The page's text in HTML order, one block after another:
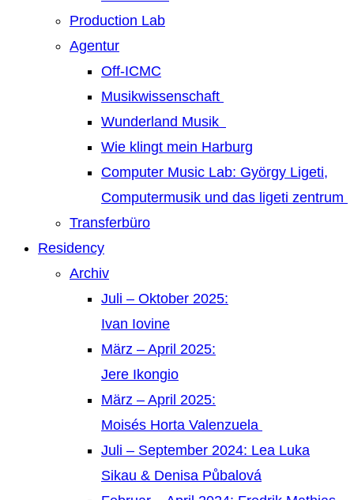
Production Lab
Agentur
Off-ICMC
Musikwissenschaft
Wunderland Musik
Wie klingt mein Harburg
Computer Music Lab: György Ligeti,
Computermusik und das ligeti zentrum
Transferbüro
Residency
Archiv
Juli – Oktober 2025:
Ivan Iovine
März – April 2025:
Jere Ikongio
März – April 2025:
Moisés Horta Valenzuela
Juli – September 2024: Lea Luka
Sikau & Denisa Půbalová